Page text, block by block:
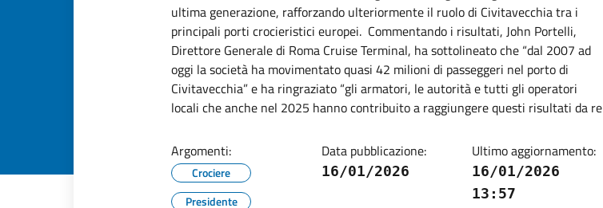
ultima generazione, rafforzando ulteriormente il ruolo di Civitavecchia tra i
principali porti crocieristici europei. Commentando i risultati, John Portelli,
Direttore Generale di Roma Cruise Terminal, ha sottolineato che “dal 2007 ad
oggi la società ha movimentato quasi 42 milioni di passeggeri nel porto di
Civitavecchia” e ha ringraziato “gli armatori, le autorità e tutti gli operatori
locali che anche nel 2025 hanno contribuito a raggiungere questi risultati da re
Argomenti:
Crociere
Presidente
Data pubblicazione:
16/01/2026
Ultimo aggiornamento:
16/01/2026
13:57